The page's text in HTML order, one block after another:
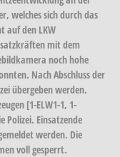
welches sich durch das
auf den LKW
mit dem
noch hohe
Nach Abschluss der
übergeben werden.
[1-ELW1-1, 1-
Polizei. Einsatzende
werden. Die
voll gesperrt.